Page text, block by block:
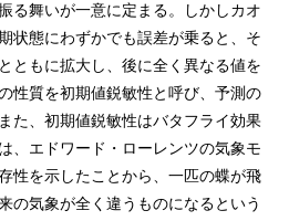
る舞いが一意に定まる。しかしカオ
状態にわずかでも誤差が乗ると、そ
ともに拡大し、後に全く異なる値を
性質を初期値鋭敏性と呼び、予測の
た、初期値鋭敏性はバタフライ効果
、エドワード・ローレンツの気象モ
性を示したことから、一匹の蝶が飛
の気象が全く違うものになるという